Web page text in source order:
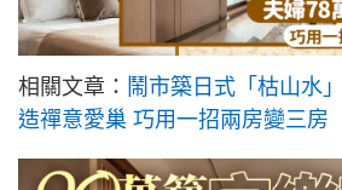
相關文章： 鬧市築日式「枯山水
造禪意愛巢 巧用一招兩房變三房